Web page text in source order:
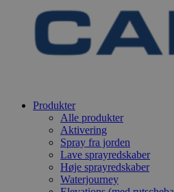
Produkter
Alle produkter
Aktivering
Spray fra jorden
Lave sprayredskaber
Høje sprayredskaber
Waterjourney